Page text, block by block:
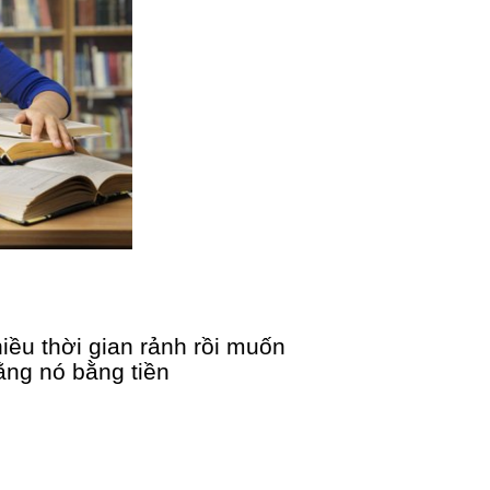
ều thời gian rảnh rồi muốn
ng nó bằng tiền